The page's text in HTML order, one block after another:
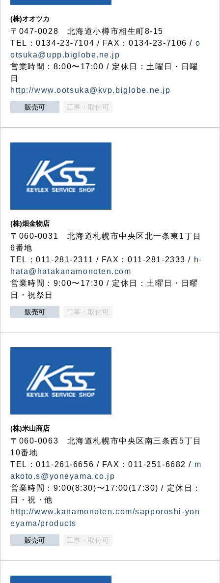
(株)オオツカ
〒047-0028 北海道小樽市相生町8-15
TEL：0134-23-7104 / FAX：0134-23-7106 / o
otsuka@upp.biglobe.ne.jp
営業時間：8:00〜17:00 / 定休日：土曜日・日曜
日
http://www.ootsuka@kvp.biglobe.ne.jp
販売可 工事・取付可
(株)畑金物店
〒060-0031 北海道札幌市中央区北一条東1丁目
6番地
TEL：011-281-2311 / FAX：011-281-2333 / h-
hata@hatakanamonoten.com
営業時間：9:00〜17:30 / 定休日：土曜日・日曜
日・祝祭日
販売可 工事・取付可
(株)米山商店
〒060-0063 北海道札幌市中央区南三条西5丁目
10番地
TEL：011-261-6656 / FAX：011-251-6682 / m
akoto.s@yoneyama.co.jp
営業時間：9:00(8:30)〜17:00(17:30) / 定休日：
日・祝・他
http://www.kanamonoten.com/sapporoshi-yon
eyama/products
販売可 工事・取付可